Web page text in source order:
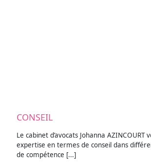
CONSEIL
Le cabinet d’avocats Johanna AZINCOURT
expertise en termes de conseil dans
de compétence [...]